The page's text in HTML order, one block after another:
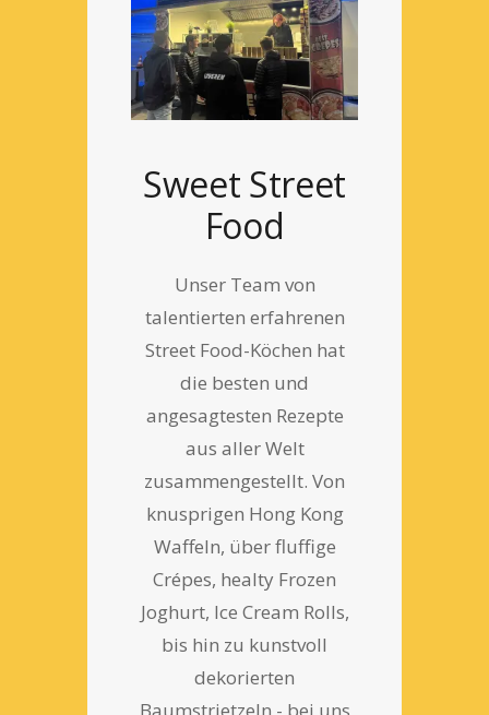
Sweet Street
Food
Unser Team von
talentierten erfahrenen
Street Food-Köchen hat
die besten und
angesagtesten Rezepte
aus aller Welt
zusammengestellt. Von
knusprigen Hong Kong
Waffeln, über fluffige
Crépes, healty Frozen
Joghurt, Ice Cream Rolls,
bis hin zu kunstvoll
dekorierten